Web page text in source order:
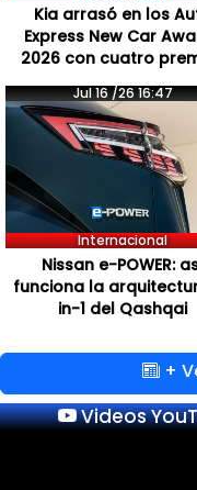
Kia arrasó en los
Express New Car
2026 con cuatro
Jul 16 /26 16:47
Internacional
Nissan e-POWER:
funciona la
in-1 del Qashqai
+
Videos